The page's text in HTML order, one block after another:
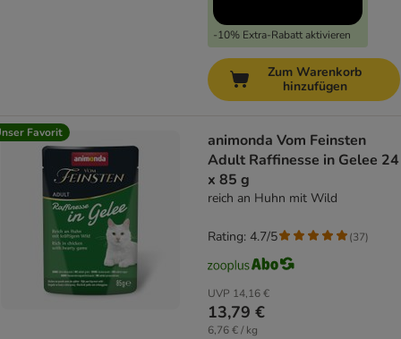
-10% Extra-Rabatt aktivieren
Zum Warenkorb
hinzufügen
Favorit
animonda Vom Feinsten
Adult Raffinesse in Gelee 24
x 85 g
reich an Huhn mit Wild
UVP 14,16 €
13,79 €
6,76 € / kg
Rating: 4.7/5 (37)